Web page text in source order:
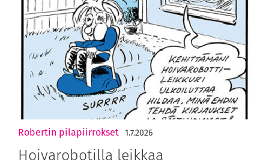
Robertin pilapiirrokset 1.7.2026
Hoivarobotilla leikkaa